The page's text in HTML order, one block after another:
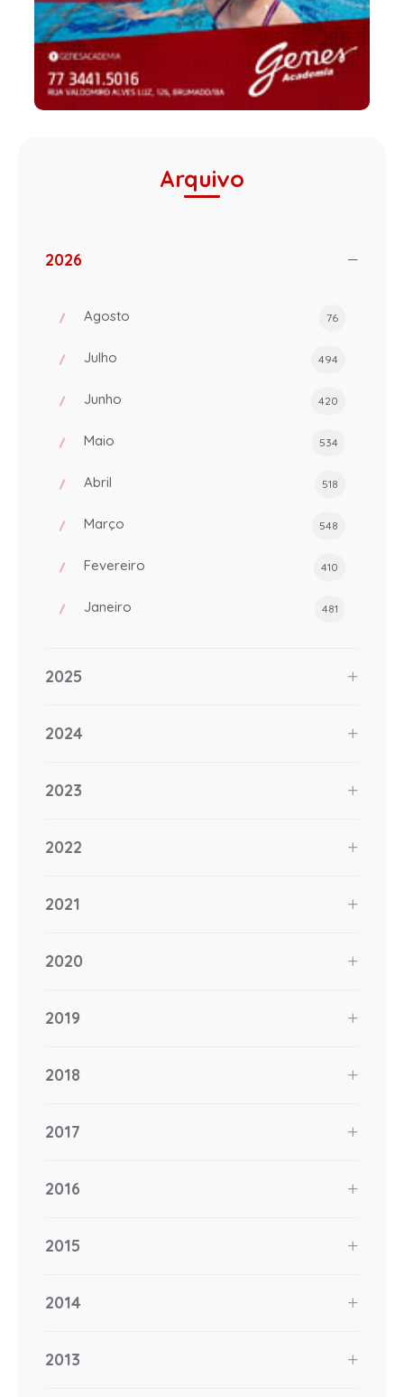
Arquivo
2026
Agosto 76
Julho 494
Junho 420
Maio 534
Abril 518
Março 548
Fevereiro 410
Janeiro 481
2025
2024
2023
2022
2021
2020
2019
2018
2017
2016
2015
2014
2013